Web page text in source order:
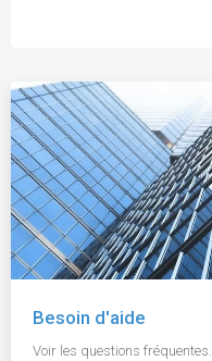
Besoin d'aide
Voir les questions fréquentes.